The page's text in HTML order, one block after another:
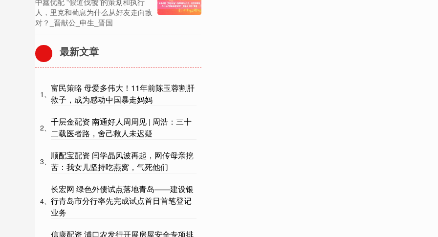
人，里克和荀息为什么从好友走向敌
对？_晋献公_申生_晋国
最新文章
1、
富民策略 母爱多伟大！11年前陈玉蓉割肝
救子，成为感动中国暴走妈妈
2、
千层金配资 南通好人周周见 | 周浩：三十
二载医者路，舍己救人未迟疑
3、
顺配宝配资 闫学晶风波再起，网传母亲挖
苦：我女儿坚持吃燕窝，气死他们
4、
长宏网 绿色外债试点落地青岛——建设银
行青岛市分行率先完成试点首日首笔登记
业务
信康配资 浦口农发行开展房屋安全专项排